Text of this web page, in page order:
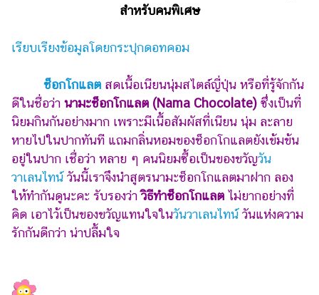
ผู้
หญิง
ผู้ชาย
สุขภาพ
ท่อง
เที่ยว
สูตร
สำหรับคนพิเศษ
เรียบเรียงข้อมูลโดยกระปุกดอทคอม
ช็อกโกแลต สดเนื้อเนียนนุ่มสไตล์ญี่ปุ่น หรือที่รู้จักกัน
ดีในชื่อว่า นามะช็อกโกแลต (Nama Chocolate) ซึ่งเป็นที่
นิยมกินกันอย่างมาก เพราะมีเนื้อสัมผัสที่เนียน นุ่ม ละลาย
หายไปในปากทันที แถมกลิ่นหอมของช็อกโกแลตยังเข้มข้น
อยู่ในปาก เชื่อว่า หลาย ๆ คนนิยมซื้อเป็นของขวัญวัน
วาเลนไทน์วันนี้เราจึงนำสูตรนามะช็อกโกแลตมาฝาก ลอง
ให้ทำกันดูนะคะ รับรองว่าวิธีทำช็อกโกแลต ไม่ยากอย่างที่
คิด เอาไว้เป็นของขวัญแทนใจในวันวาเลนไทน์วันแห่งความ
รักกันดีกว่า น่าปลื้มใจ